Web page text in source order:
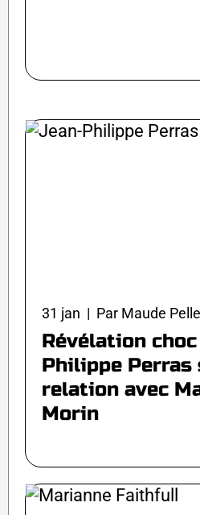
31 jan | Par Maude
Révélation
Philippe Perras
relation avec
Morin